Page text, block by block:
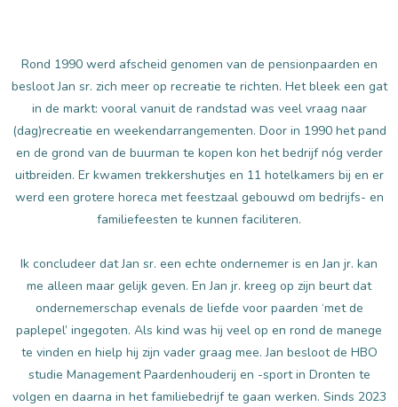
Rond 1990 werd afscheid genomen van de pensionpaarden en
besloot Jan sr. zich meer op recreatie te richten. Het bleek een gat
in de markt: vooral vanuit de randstad was veel vraag naar
(dag)recreatie en weekendarrangementen. Door in 1990 het pand
en de grond van de buurman te kopen kon het bedrijf nóg verder
uitbreiden. Er kwamen trekkershutjes en 11 hotelkamers bij en er
werd een grotere horeca met feestzaal gebouwd om bedrijfs- en
familiefeesten te kunnen faciliteren.
Ik concludeer dat Jan sr. een echte ondernemer is en Jan jr. kan
me alleen maar gelijk geven. En Jan jr. kreeg op zijn beurt dat
ondernemerschap evenals de liefde voor paarden ‘met de
paplepel’ ingegoten. Als kind was hij veel op en rond de manege
te vinden en hielp hij zijn vader graag mee. Jan besloot de HBO
studie Management Paardenhouderij en -sport in Dronten te
volgen en daarna in het familiebedrijf te gaan werken. Sinds 2023